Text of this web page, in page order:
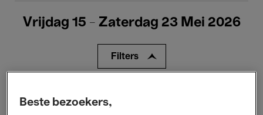
Vrijdag 15 - Zaterdag 23 Mei 2026
Filters
Beste bezoekers,